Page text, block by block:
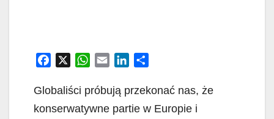
c
W
a
a
n
k
a
Globaliści próbują przekonać nas, że
konserwatywne partie w Europie i